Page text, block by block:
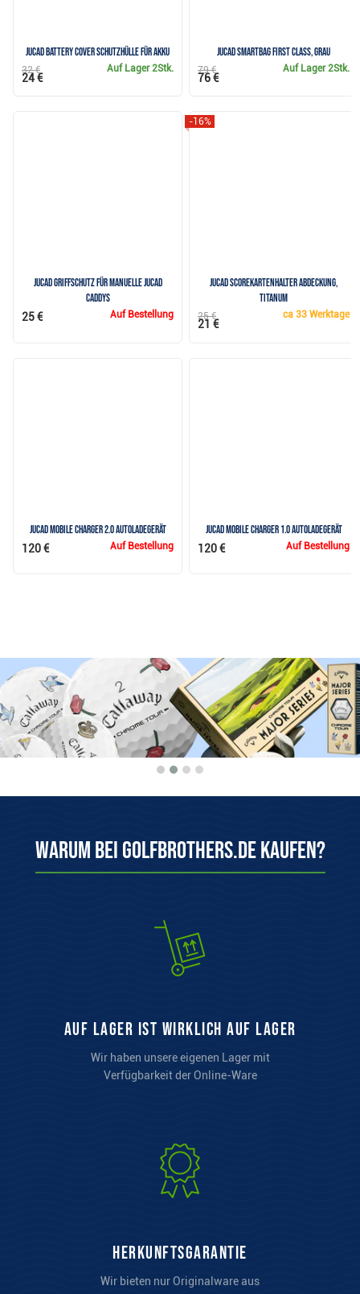
JuCad Battery Cover Schutzhülle für Akku
Auf Lager2Stk.
32 €
24 €
JuCad Smartbag First Class, grau
Auf Lager2Stk.
79 €
76 €
JuCad Griffschutz für manuelle JuCad
Caddys
Auf Bestellung
25 €
Jucad Scorekartenhalter Abdeckung,
titanum
-16%
ca33 Werktage
25 €
21 €
JuCad mobile charger 2.0 Autoladegerät
Auf Bestellung
120 €
JuCad mobile charger 1.0 Autoladegerät
Auf Bestellung
120 €
Warum bei Golfbrothers.de kaufen?
auf Lager ist wirklich auf Lager
Wir haben unsere eigenen Lager mit
Verfügbarkeit der Online-Ware
Herkunftsgarantie
Wir bieten nur Originalware aus